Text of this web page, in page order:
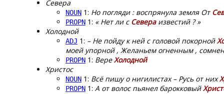
Севера
NOUN 1: Но погляди : воспрянула земля От
PROPN 1: « Нет ли с Севераизвестий ? »
Холодной
ADJ 1: – Не пойду к ней с головой покорной
моей упорной , Желаньем огненным ,
PROPN 1: ВереХолодной
Христос
NOUN 1: Всё пишу о нигилистах – Русь от них
PROPN 1: А от волос пьянел барокковый